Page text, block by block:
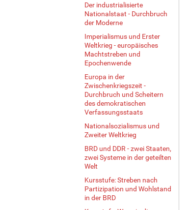
Der industrialisierte
Nationalstaat - Durchbruch
der Moderne
Imperialismus und Erster
Weltkrieg - europäisches
Machtstreben und
Epochenwende
Europa in der
Zwischenkriegszeit -
Durchbruch und Scheitern
des demokratischen
Verfassungsstaats
Nationalsozialismus und
Zweiter Weltkrieg
BRD und DDR - zwei Staaten,
zwei Systeme in der geteilten
Welt
Kursstufe: Streben nach
Partizipation und Wohlstand
in der BRD